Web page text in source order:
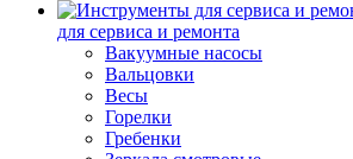
для сервиса и ремонта
Вакуумные насосы
Вальцовки
Весы
Горелки
Гребенки